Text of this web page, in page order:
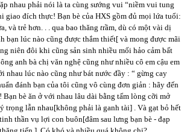
nhau phải nói là ta cùng sướng vui “niềm vui tung
giao đích thực! Bạn bè của HXS gồm đủ mọi lứa tuổi:
và trẻ hơn. . . qua bao thăng trầm, dù có một vài dị
bạn lúc nào cũng được thắm thiết[ và mong được mãi
niên đôi khi cũng sản sinh nhiều mối hảo cảm bất
anh bà chị văn nghệ cũng như nhiều cô em cậu em
nhau lúc nào cũng như bát nước đầy : “ gừng cay
đánh bạn của tôi cũng vô cùng đơn giản : hãy đến
bè ăn ở với nhau lâu dài bằng tấm lòng cỡi mở
trọng lẫn nhau[không phải là ganh tài] . Và gạt bỏ hết
thần vụ lợi con buôn[đâm sau lưng bạn bè - đạp